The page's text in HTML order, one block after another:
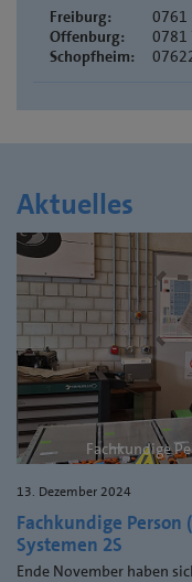
Freiburg:
0761
Offenburg:
0781
Schopfheim:
Aktuelles
Fachkundige
13. Dezember 2024
Fachkundige
Systemen 2S
Ende November haben